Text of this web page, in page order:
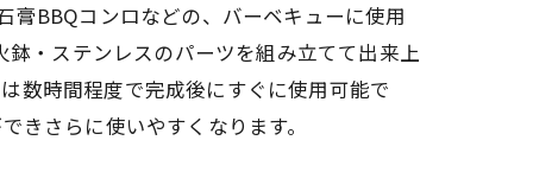
膏BBQコンロなどの、バーベキューに使用
・ステンレスのパーツを組み立てて出来上
数時間程度で完成後にすぐに使用可能で
きさらに使いやすくなります。